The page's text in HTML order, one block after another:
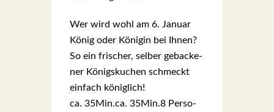
Wer wird wohl am 6. Janu­ar
König oder Köni­gin bei Ihnen?
So ein fri­scher, sel­ber geba­cke­
ner Königs­ku­chen schmeckt
ein­fach könig­lich!
ca. 35Min.ca. 35Min.8 Per­so­